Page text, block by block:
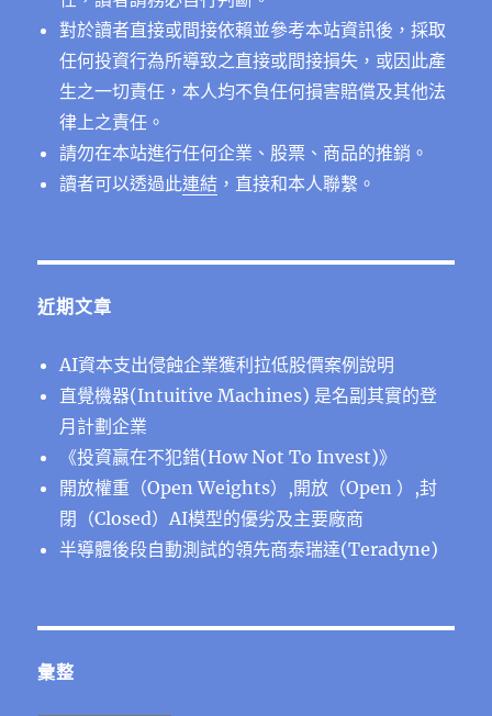
對於讀者直接或間接依賴並參考本站資訊後，採取
任何投資行為所導致之直接或間接損失，或因此產
生之一切責任，本人均不負任何損害賠償及其他法
律上之責任。
請勿在本站進行任何企業、股票、商品的推銷。
讀者可以透過此連結 ，直接和本人聯繫。
近期文章
AI資本支出侵蝕企業獲利拉低股價案例說明
直覺機器(Intuitive Machines) 是名副其實的登
月計劃企業
《投資贏在不犯錯(How Not To Invest)》
開放權重（Open Weights）,開放（Open ）,封
閉（Closed）AI模型的優劣及主要廠商
半導體後段⾃動測試的領先商泰瑞達(Teradyne)
彙整